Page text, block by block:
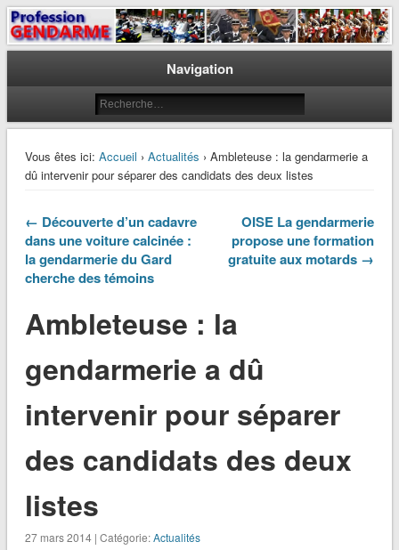
Profession Gendarme
Le journal des gendarmes
Navigation
Vous êtes ici: Accueil › Actualités › Ambleteuse : la gendarmerie a
dû intervenir pour séparer des candidats des deux listes
← Découverte d’un cadavre
dans une voiture calcinée :
la gendarmerie du Gard
cherche des témoins
OISE La gendarmerie
propose une formation
gratuite aux motards →
Ambleteuse : la
gendarmerie a dû
intervenir pour séparer
des candidats des deux
listes
27 mars 2014 | Catégorie:Actualités